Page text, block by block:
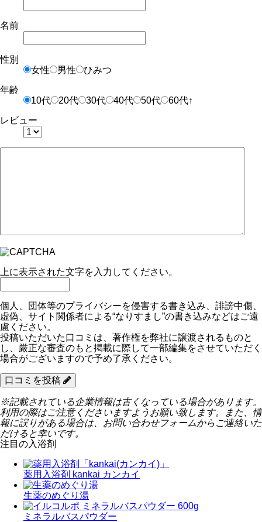
名前
性別
女性
男性
ひみつ
年齢
10代
20代 30代 40代 50代
60代↑
レビュー
上に表示された文字を入力してください。
個人、団体等のプライバシーを侵害する書き込み、誹謗中傷、
虚偽、サイト関係者による“なりすまし”の書き込みなどはご遠
慮ください。
投稿いただいた口コミは、著作権を弊社に譲渡されるものと
し、厳正な審査のもと掲載に際して一部編集をさせていただく
場合がございますので予め了承ください。
口コミを投稿
※記載されている企業情報は古くなっている場合があります。
利用の際はご注意くださいますようお願い致します。また、情
報に誤りがある場合は、お問い合わせフォームからご連絡いた
だけると幸いです。
注目の入浴剤
薬用入浴剤 kankai カンカイ
生薬のめぐり湯
ミネラルバスパウダー